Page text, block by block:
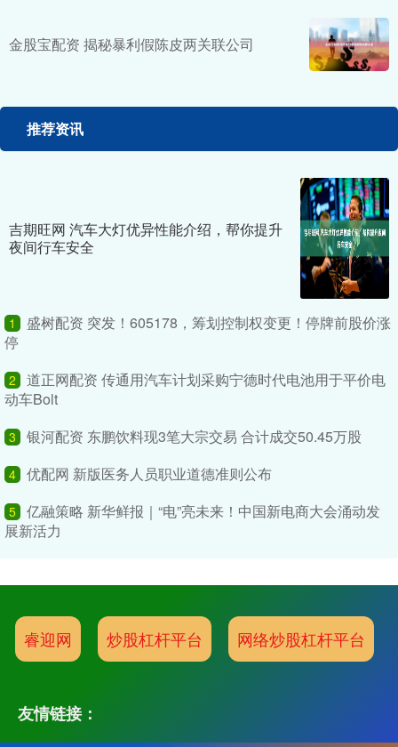
金股宝配资 揭秘暴利假陈皮两关联公司
推荐资讯
吉期旺网 汽车大灯优异性能介绍，帮你提升
夜间行车安全
1
盛树配资 突发！605178，筹划控制权变更！停牌前股价涨
停
2
道正网配资 传通用汽车计划采购宁德时代电池用于平价电
动车Bolt
3 银河配资 东鹏饮料现3笔大宗交易 合计成交50.45万股
4 优配网 新版医务人员职业道德准则公布
5 亿融策略 新华鲜报｜“电”亮未来！中国新电商大会涌动发
展新活力
睿迎网 炒股杠杆平台 网络炒股杠杆平台
友情链接：